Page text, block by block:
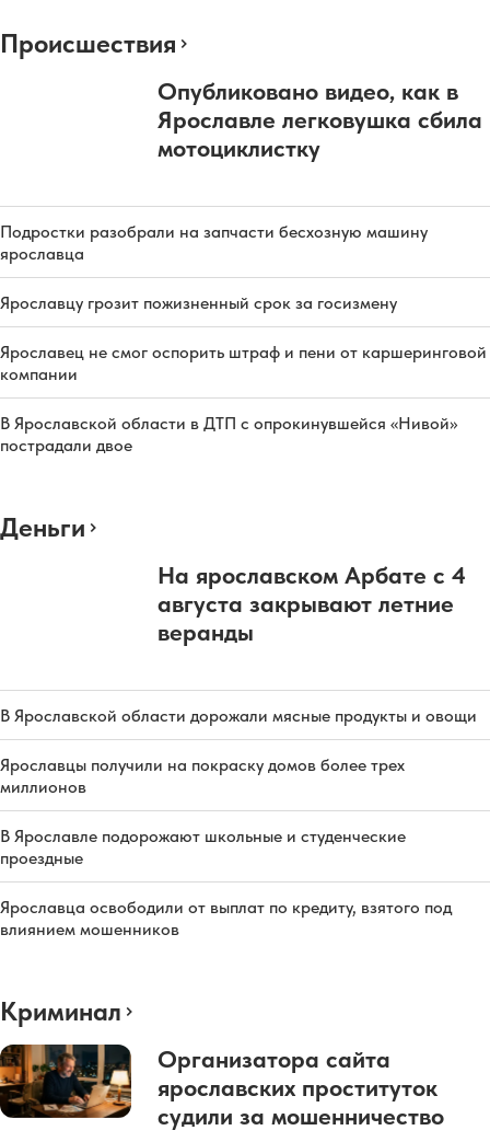
Происшествия
Опубликовано видео, как в
Ярославле легковушка сбила
мотоциклистку
Подростки разобрали на запчасти бесхозную машину
ярославца
Ярославцу грозит пожизненный срок за госизмену
Ярославец не смог оспорить штраф и пени от каршеринговой
компании
В Ярославской области в ДТП с опрокинувшейся «Нивой»
пострадали двое
Деньги
На ярославском Арбате с 4
августа закрывают летние
веранды
В Ярославской области дорожали мясные продукты и овощи
Ярославцы получили на покраску домов более трех
миллионов
В Ярославле подорожают школьные и студенческие
проездные
Ярославца освободили от выплат по кредиту, взятого под
влиянием мошенников
Криминал
Организатора сайта
ярославских проституток
судили за мошенничество